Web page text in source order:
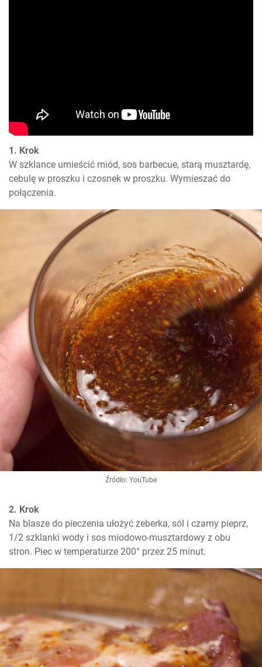
1. Krok
W szklance umieścić miód, sos barbecue, starą musztardę,
cebulę w proszku i czosnek w proszku. Wymieszać do
połączenia.
Źródło: YouTube
2. Krok
Na blasze do pieczenia ułożyć żeberka, sól i czarny pieprz,
1/2 szklanki wody i sos miodowo-musztardowy z obu
stron. Piec w temperaturze 200° przez 25 minut.